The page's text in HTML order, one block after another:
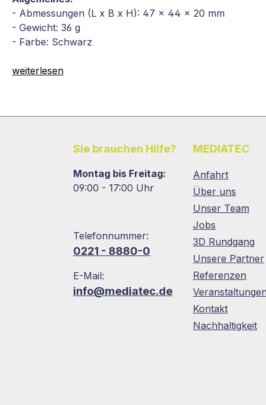
- Abmessungen (L x B x H): 47 x 44 x 20 mm
- Gewicht: 36 g
- Farbe: Schwarz
weiterlesen
Sie brauchen Hilfe?
Montag bis Freitag:
09:00 - 17:00 Uhr
Telefonnummer:
0221 - 8880-0
E-Mail:
info@mediatec.de
MEDIATEC
Anfahrt
Über uns
Unser Team
Jobs
3D Rundgang
Unsere Partner
Referenzen
Veranstaltungen
Kontakt
Nachhaltigkeit